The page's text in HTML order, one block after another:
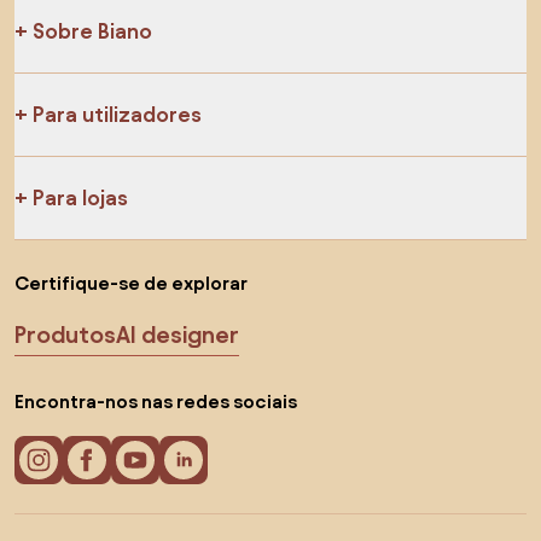
Sobre Biano
Para utilizadores
Para lojas
Certifique-se de explorar
ProdutosAI designer
Encontra-nos nas redes sociais